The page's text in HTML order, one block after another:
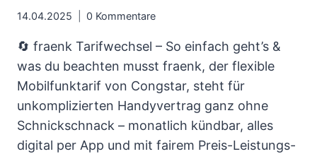
14.04.2025 0 Kommentare
🔄 fraenk Tarifwechsel – So einfach geht’s &
was du beachten musst fraenk, der flexible
Mobilfunktarif von Congstar, steht für
unkomplizierten Handyvertrag ganz ohne
Schnickschnack – monatlich kündbar, alles
digital per App und mit fairem Preis-Leistungs-